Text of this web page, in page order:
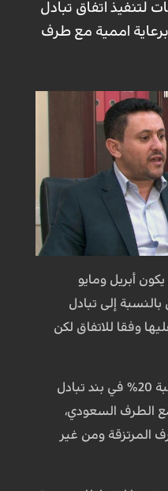
لتنفيذ اتفاق تبادل
اممية مع طرف
أبريل ومايو
إلى تبادل
وفقا للاتفاق لكن
وأشار إلى أن هناك تقدم بنسبة 20% في بند تبادل
الطرف السعودي،
1% مع طرف المرتزقة ومن غير